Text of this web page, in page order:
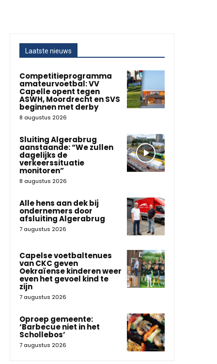
Laatste nieuws
Competitieprogramma
amateurvoetbal: VV
Capelle opent tegen
ASWH, Moordrecht en SVS
beginnen met derby
8 augustus 2026
Sluiting Algerabrug
aanstaande: “We zullen
dagelijks de
verkeerssituatie
monitoren”
8 augustus 2026
Alle hens aan dek bij
ondernemers door
afsluiting Algerabrug
7 augustus 2026
Capelse voetbaltenues
van CKC geven
Oekraïense kinderen weer
even het gevoel kind te
zijn
7 augustus 2026
Oproep gemeente:
‘Barbecue niet in het
Schollebos’
7 augustus 2026